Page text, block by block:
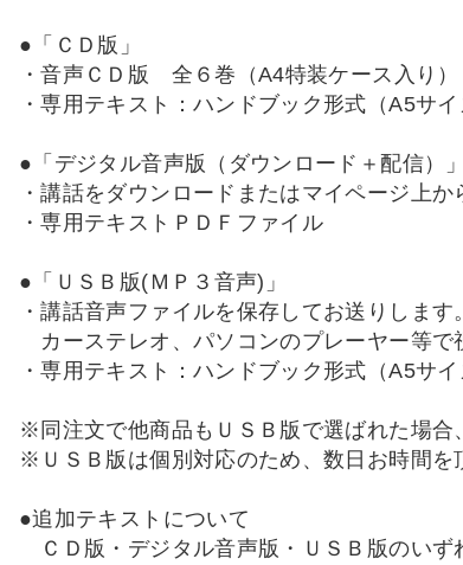
●「ＣＤ版」
・音声ＣＤ版 全６巻（A4特装ケース入り）
・専用テキスト：ハンドブック形式（A5サ
●「デジタル音声版（ダウンロード＋配信）」
・講話をダウンロードまたはマイページ上
・専用テキストＰＤＦファイル
●「ＵＳＢ版(ＭＰ３音声)」
・講話音声ファイルを保存してお送りします。
カーステレオ、パソコンのプレーヤー等で
・専用テキスト：ハンドブック形式（A5サ
※同注文で他商品もＵＳＢ版で選ばれた場合
※ＵＳＢ版は個別対応のため、数日お時間を
●追加テキストについて
ＣＤ版・デジタル音声版・ＵＳＢ版のいず